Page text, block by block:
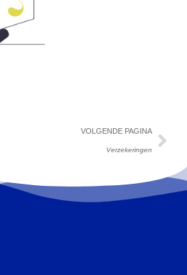
VOLGENDE PAGINA
Verzekeringen